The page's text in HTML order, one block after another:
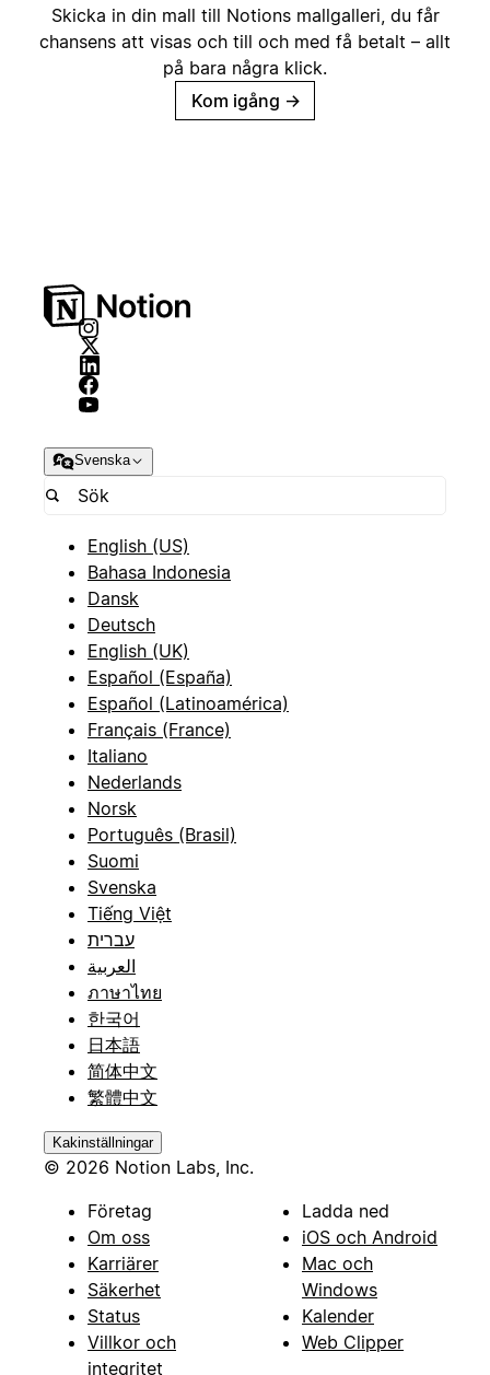
Skicka in din mall till Notions mallgalleri, du får
chansens att visas och till och med få betalt – allt
på bara några klick.
Kom igång →
Svenska
English (US)
Bahasa Indonesia
Dansk
Deutsch
English (UK)
Español (España)
Español (Latinoamérica)
Français (France)
Italiano
Nederlands
Norsk
Português (Brasil)
Suomi
Svenska
Tiếng Việt
עברית
العربية
ภาษาไทย
한국어
日本語
简体中文
繁體中文
Kakinställningar
© 2026 Notion Labs, Inc.
Företag
Om oss
Karriärer
Säkerhet
Status
Villkor och
integritet
Ladda ned
iOS och Android
Mac och
Windows
Kalender
Web Clipper